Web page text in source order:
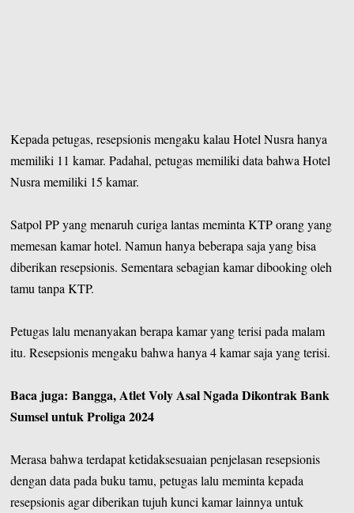
Kepada petugas, resepsionis mengaku kalau Hotel Nusra hanya
memiliki 11 kamar. Padahal, petugas memiliki data bahwa Hotel
Nusra memiliki 15 kamar.
Satpol PP yang menaruh curiga lantas meminta KTP orang yang
memesan kamar hotel. Namun hanya beberapa saja yang bisa
diberikan resepsionis. Sementara sebagian kamar dibooking oleh
tamu tanpa KTP.
Petugas lalu menanyakan berapa kamar yang terisi pada malam
itu. Resepsionis mengaku bahwa hanya 4 kamar saja yang terisi.
Baca juga:Bangga, Atlet Voly Asal Ngada Dikontrak Bank
Sumsel untuk Proliga 2024
Merasa bahwa terdapat ketidaksesuaian penjelasan resepsionis
dengan data pada buku tamu, petugas lalu meminta kepada
resepsionis agar diberikan tujuh kunci kamar lainnya untuk